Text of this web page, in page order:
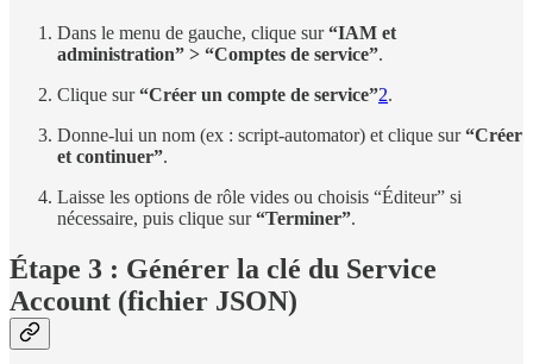
Dans le menu de gauche, clique sur“IAM et
administration” > “Comptes de service”.
Clique sur“Créer un compte de service”2.
Donne-lui un nom (ex : script-automator) et clique sur“Créer
et continuer”.
Laisse les options de rôle vides ou choisis “Éditeur” si
nécessaire, puis clique sur“Terminer”.
Étape 3 : Générer la clé du Service
Account (fichier JSON)